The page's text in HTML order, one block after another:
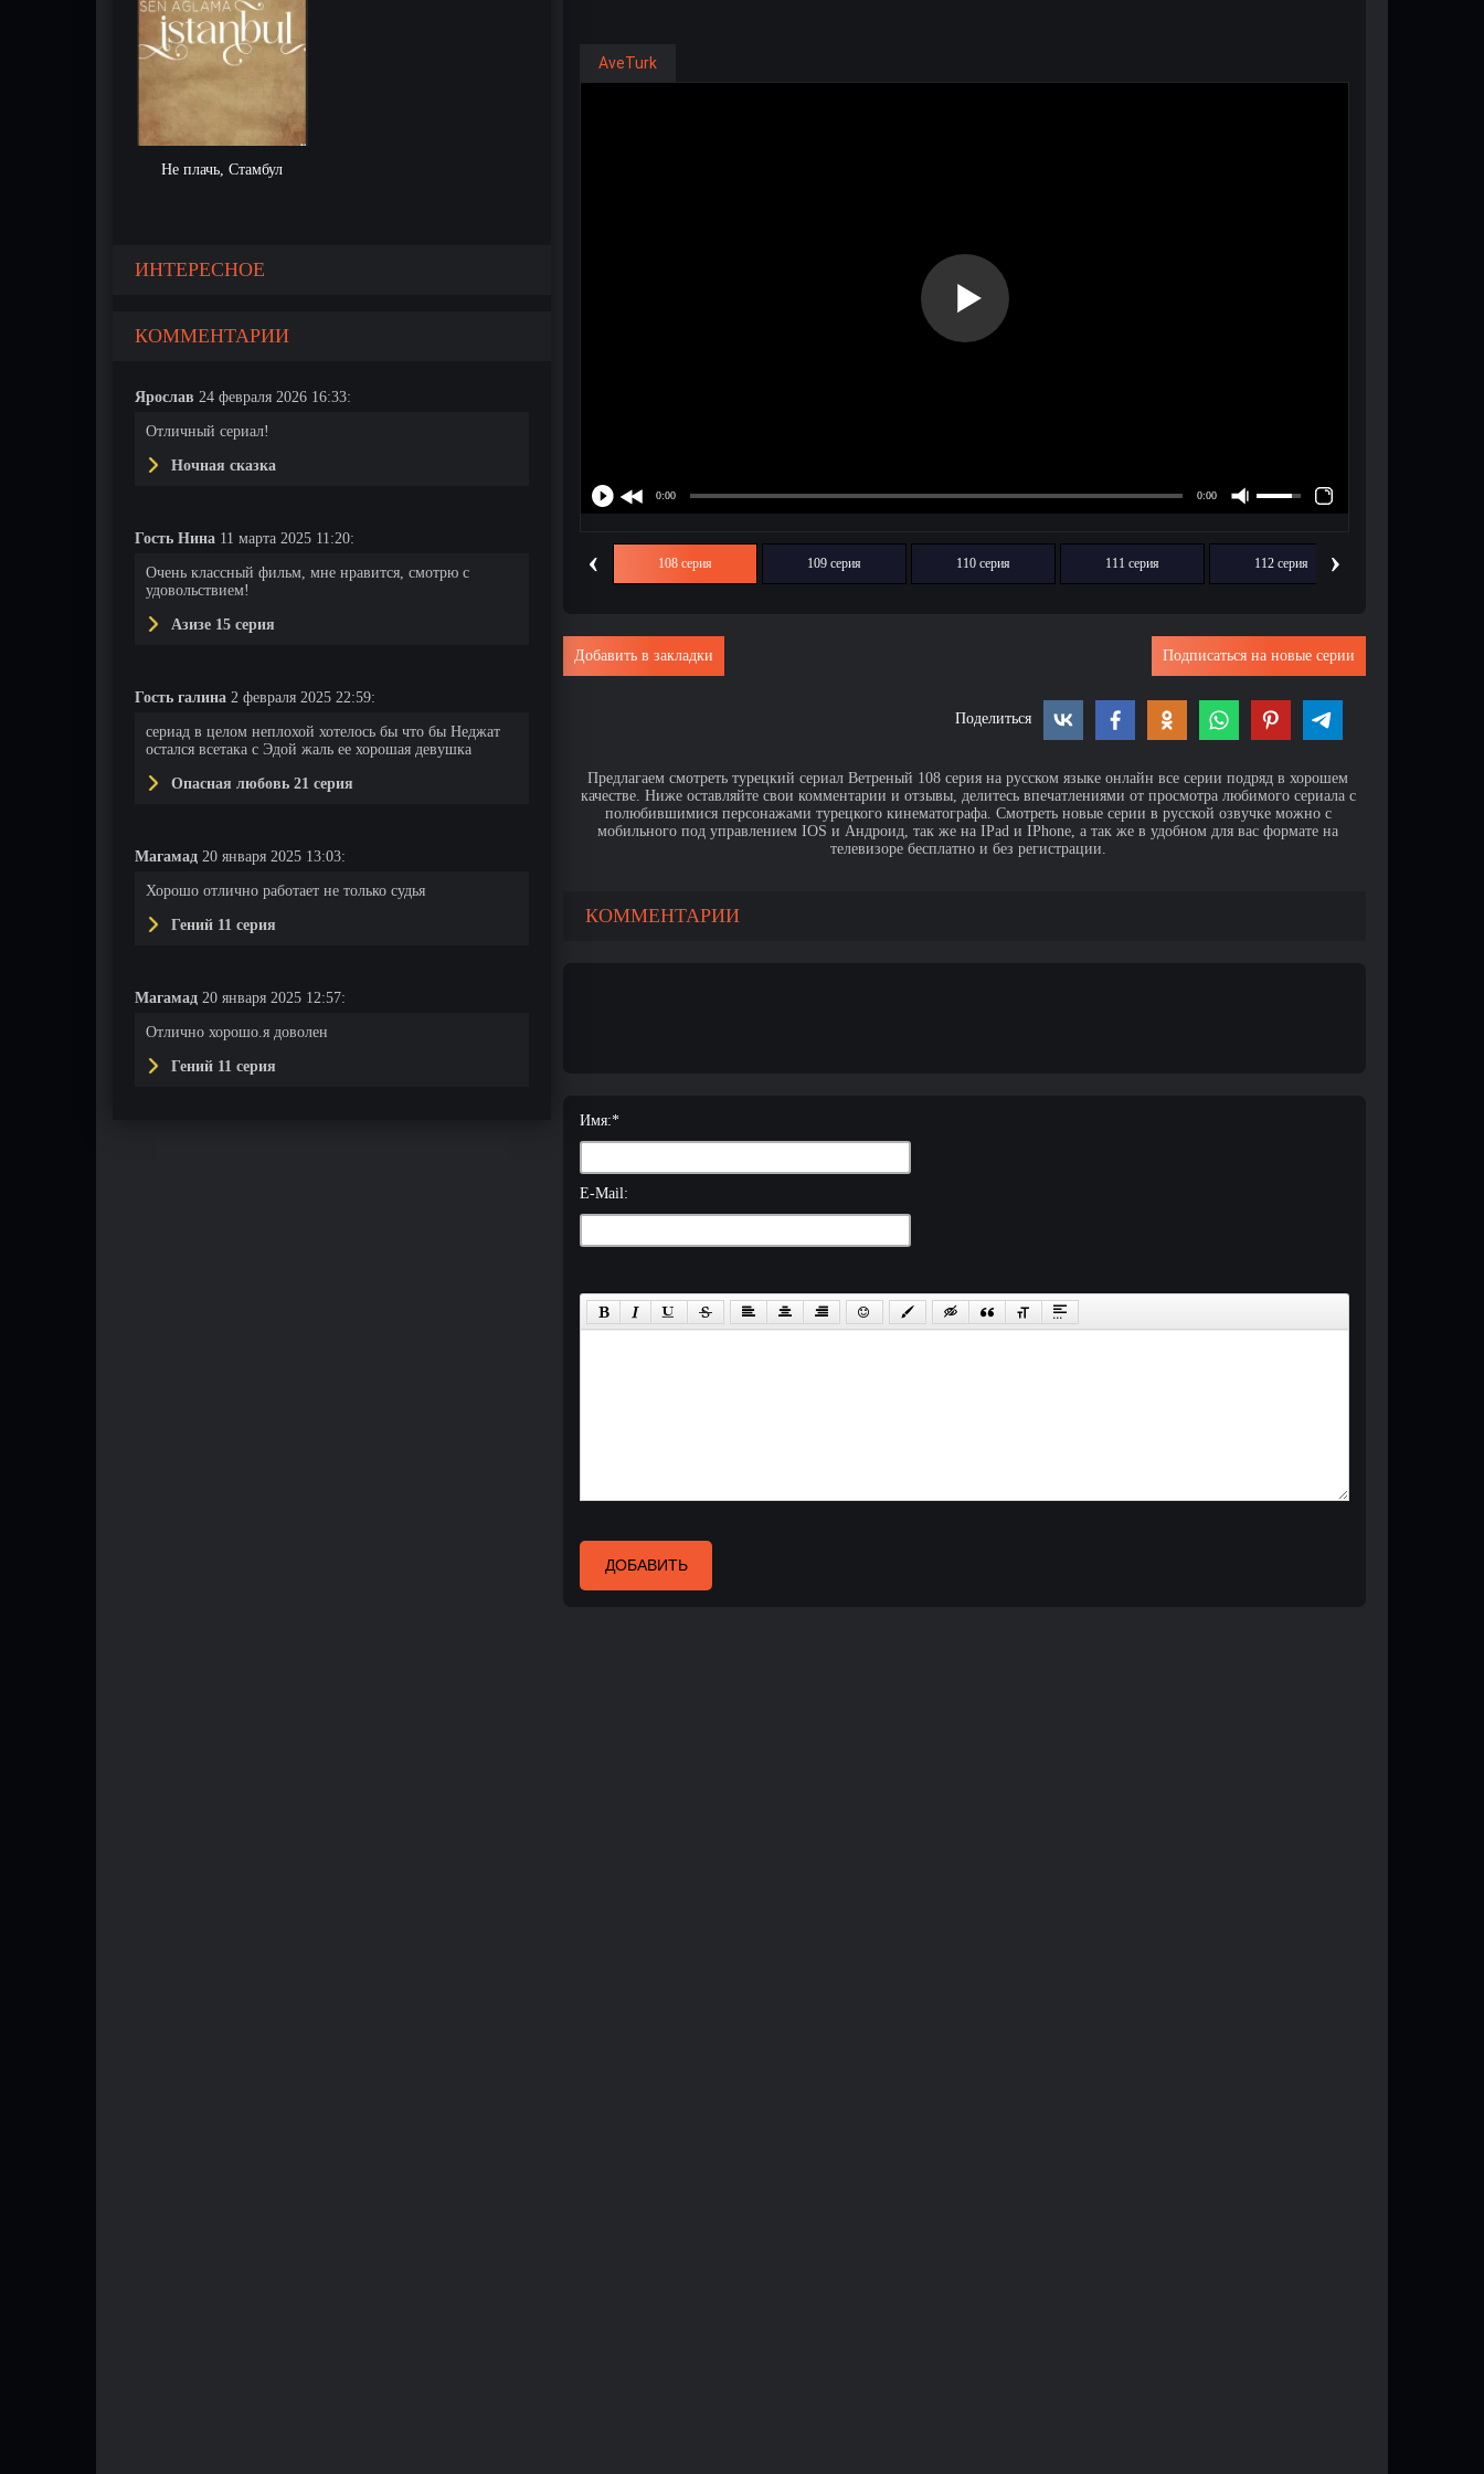
Не плачь, Стамбул
ИНТЕРЕСНОЕ
КОММЕНТАРИИ
Ярослав 24 февраля 2026 16:33:
Отличный сериал!
Ночная сказка
Гость Нина 11 марта 2025 11:20:
Очень классный фильм, мне нравится, смотрю с
удовольствием!
Азизе 15 серия
Гость галина 2 февраля 2025 22:59:
сериад в целом неплохой хотелось бы что бы Неджат
остался всетака с Эдой жаль ее хорошая девушка
Опасная любовь 21 серия
Магамад 20 января 2025 13:03:
Хорошо отлично работает не только судья
Гений 11 серия
Магамад 20 января 2025 12:57:
Отлично хорошо.я доволен
Гений 11 серия
AveTurk
‹
105 серия 108 серия 109 серия 110 серия 111 серия 112 серия ›
Подписаться на новые серии
Добавить в закладки
Поделиться
Предлагаем смотреть турецкий сериал Ветреный 108 серия на русском языке онлайн все серии подряд в хорошем
качестве. Ниже оставляйте свои комментарии и отзывы, делитесь впечатлениями от просмотра любимого сериала с
полюбившимися персонажами турецкого кинематографа. Смотреть новые серии в русской озвучке можно с
мобильного под управлением IOS и Андроид, так же на IPad и IPhone, а так же в удобном для вас формате на
телевизоре бесплатно и без регистрации.
КОММЕНТАРИИ
Имя:*
E-Mail:
ДОБАВИТЬ